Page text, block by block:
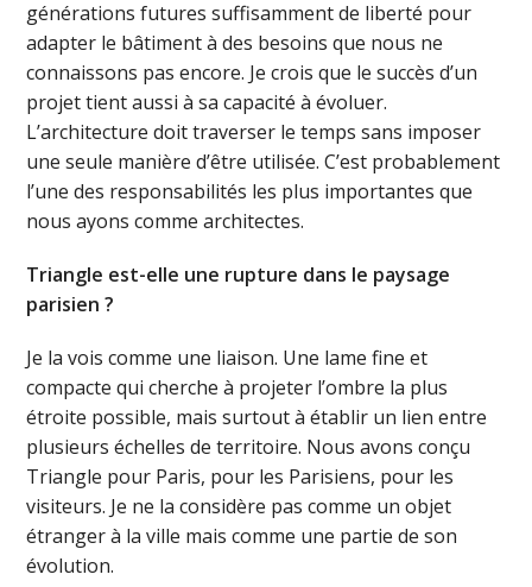
générations futures suffisamment de liberté pour
adapter le bâtiment à des besoins que nous ne
connaissons pas encore. Je crois que le succès d’un
projet tient aussi à sa capacité à évoluer.
L’architecture doit traverser le temps sans imposer
une seule manière d’être utilisée. C’est probablement
l’une des responsabilités les plus importantes que
nous ayons comme architectes.
Triangle est-elle une rupture dans le paysage
parisien ?
Je la vois comme une liaison. Une lame fine et
compacte qui cherche à projeter l’ombre la plus
étroite possible, mais surtout à établir un lien entre
plusieurs échelles de territoire. Nous avons conçu
Triangle pour Paris, pour les Parisiens, pour les
visiteurs. Je ne la considère pas comme un objet
étranger à la ville mais comme une partie de son
évolution.